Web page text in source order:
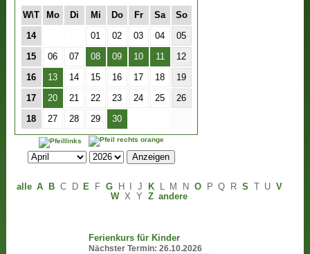
W\T Mo Di Mi Do Fr Sa So
14 01 02 03 04 05
15 06 07 08 09 10 11 12
16 13 14 15 16 17 18 19
17 20 21 22 23 24 25 26
18 27 28 29 30
alle A B C D E F G H J K L M N O P Q R S U V
W X Y Z andere
Ferienkurs für Kinder
Nächster Termin:26.10.2026